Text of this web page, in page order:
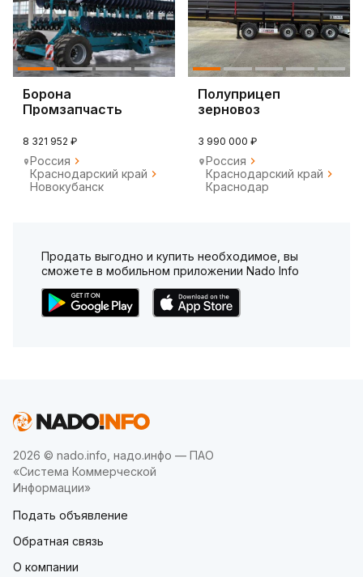
Борона
Промзапчасть
"Вектор", 2024
8 321 952 ₽
Россия
Краснодарский край
Новокубанск
Полуприцеп
зерновоз
853371, 2024
3 990 000 ₽
Россия
Краснодарский край
Краснодар
Продать выгодно и купить необходимое, вы
сможете в мобильном приложении Nado Info
2026 © nado.info, надо.инфо — ПАО
«Система Коммерческой
Информации»
Подать объявление
Обратная связь
О компании